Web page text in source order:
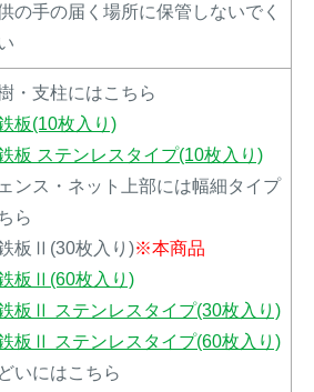
の手の届く場所に保管しないでく
・支柱にはこちら
板(10枚入り)
板 ステンレスタイプ(10枚入り)
ンス・ネット上部には幅細タイプ
ら
板Ⅱ(30枚入り)※本商品
板Ⅱ(60枚入り)
板Ⅱ ステンレスタイプ(30枚入り)
板Ⅱ ステンレスタイプ(60枚入り)
いにはこちら